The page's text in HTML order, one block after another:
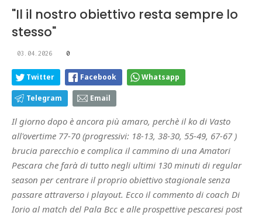
"Il il nostro obiettivo resta sempre lo
stesso"
03.04.2026 0
Twitter Facebook Whatsapp
Telegram Email
Il giorno dopo è ancora più amaro, perchè il ko di Vasto
all'overtime 77-70 (progressivi: 18-13, 38-30, 55-49, 67-67 )
brucia parecchio e complica il cammino di una Amatori
Pescara che farà di tutto negli ultimi 130 minuti di regular
season per centrare il proprio obiettivo stagionale senza
passare attraverso i playout. Ecco il commento di coach Di
Iorio al match del Pala Bcc e alle prospettive pescaresi post